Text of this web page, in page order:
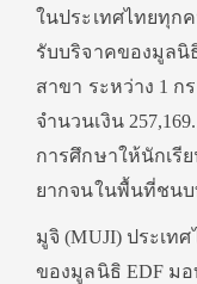
ในประเทศไทยทุก
รับบริจาคของมูลนิ
สาขา ระหว่าง 1 ก
จำนวนเงิน
การศึกษาให้นักเรี
ยากจนในพื้นที่ชนบ
มูจิ (MUJI) ประเท
ของมูลนิธิ EDF ม